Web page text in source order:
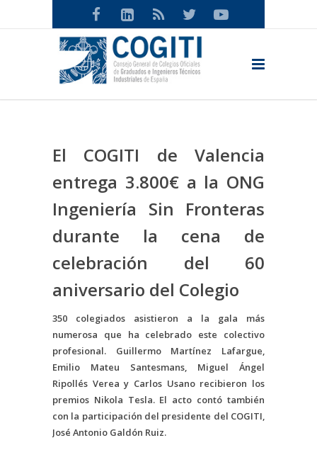
El COGITI de Valencia
entrega 3.800€ a la ONG
Ingeniería Sin Fronteras
durante la cena de
celebración del 60
aniversario del Colegio
350 colegiados asistieron a la gala más
numerosa que ha celebrado este colectivo
profesional. Guillermo Martínez Lafargue,
Emilio Mateu Santesmans, Miguel Ángel
Ripollés Verea y Carlos Usano recibieron los
premios Nikola Tesla. El acto contó también
con la participación del presidente del COGITI,
José Antonio Galdón Ruiz.